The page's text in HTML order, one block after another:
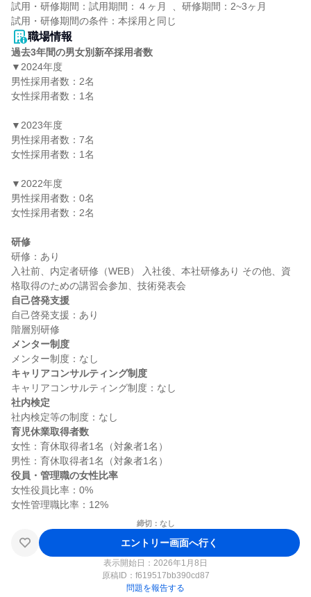
試用・研修期間：試用期間：４ヶ月  、研修期間：2~3ヶ月
職場情報
過去3年間の男女別新卒採用者数
▼2024年度
男性採用者数：2名
女性採用者数：1名
▼2023年度
男性採用者数：7名
女性採用者数：1名
▼2022年度
男性採用者数：0名
女性採用者数：2名
研修
研修：あり
入社前、内定者研修（WEB） 入社後、本社研修あり その他、資
自己啓発支援
自己啓発支援：あり
メンター制度
キャリアコンサルティング制度
社内検定
育児休業取得者数
女性：育休取得者1名（対象者1名）
役員・管理職の女性比率
女性役員比率：0%
締切：なし
エントリー画面へ行く
表示開始日：2026年1月8日
原稿ID： f619517bb390cd87
問題を報告する